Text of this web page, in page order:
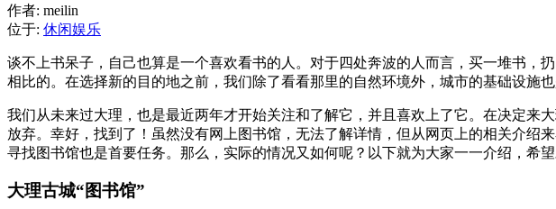
作者: meilin
位于: 休闲娱乐
谈不上书呆子，自己也算是一个喜欢看书的人。对于四处奔波的人而言，买一堆书
相比的。在选择新的目的地之前，我们除了看看那里的自然环境外，城市的基础设施
我们从未来过大理，也是最近两年才开始关注和了解它，并且喜欢上了它。在决定来
放弃。幸好，找到了！虽然没有网上图书馆，无法了解详情，但从网页上的相关介绍
寻找图书馆也是首要任务。那么，实际的情况又如何呢？以下就为大家一一介绍，希
大理古城“图书馆”